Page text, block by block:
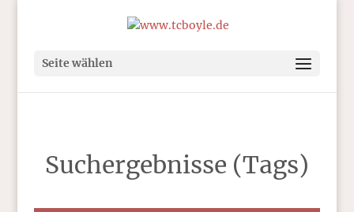
Seite wählen
Suchergebnisse (Tags)